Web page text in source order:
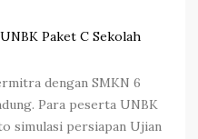
Paket C Sekolah
dengan SMKN 6
Para peserta UNBK
simulasi persiapan Ujian